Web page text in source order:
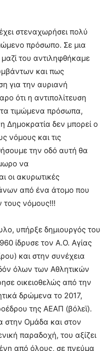
στεναχωρήσει πολύ
πρόσωπο. Σε μια
του αντιληφθήκαμε
και πως
για την αυριανή
ότι η αντιπολίτευση
τιμώμενα πρόσωπα,
Δημοκρατία δεν μπορεί ο
νόμους και τις
την οδό αυτή θα
να
οι ακυρωτικές
από ένα άτομο που
τους νόμους!!!
υπήρξε δημιουργός του
ίδρυσε τον Α.Ο. Αγίας
και στην συνέχεια
όλων των Αθλητικών
οικειοθελώς από την
δρώμενα το 2017,
της ΑΕΑΠ (βόλεϊ).
στην Ομάδα και στον
παραδοχή, του αξίζει
από όλους, σε πνεύμα